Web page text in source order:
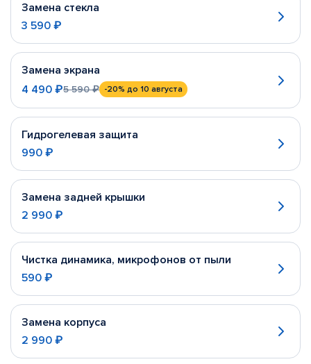
Замена стекла
3 590 ₽
Замена экрана
4 490 ₽5 590 ₽ -20% до 10 августа
Гидрогелевая защита
990 ₽
Замена задней крышки
2 990 ₽
Чистка динамика, микрофонов от пыли
590 ₽
Замена корпуса
2 990 ₽